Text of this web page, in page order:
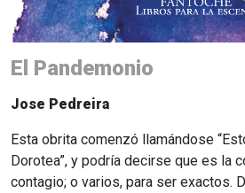
El Pandemonio
Jose Pedreira
Esta obrita comenzó llamándose
Dorotea”, y podría decirse que es la
contagio; o varios, para ser exactos.